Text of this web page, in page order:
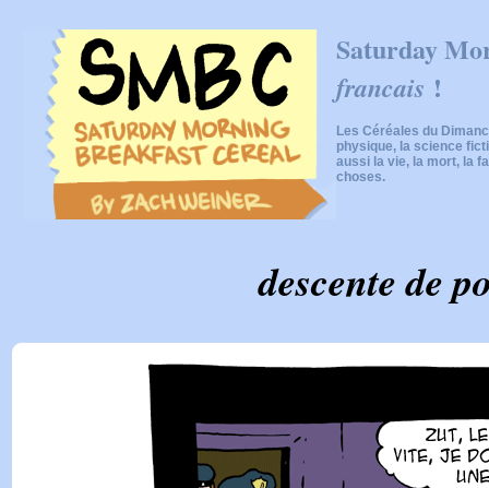
Saturday
francais !
Les Céréales du
physique, la science
aussi la vie, la mort, la
choses.
descente de